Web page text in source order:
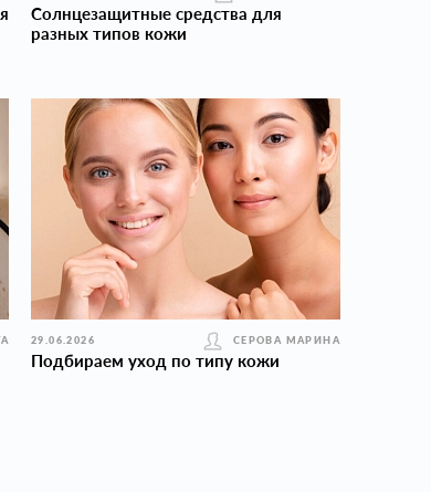
Солнцезащитные средства для
разных типов кожи
29.06.2026 СЕРОВА МАРИНА
Подбираем уход по типу кожи